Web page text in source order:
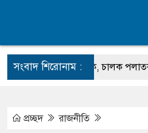
সংবাদ শিরোনাম :
ঝুলছে ডাম্প ট্রাক, চালক পলাতক
দুর্ঘটনায় নিহত ১৫ হাজার
প্রচ্ছদ রাজনীতি